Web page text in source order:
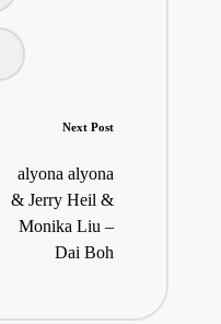
Next Post
alyona alyona
& Jerry Heil &
Monika Liu –
Dai Boh